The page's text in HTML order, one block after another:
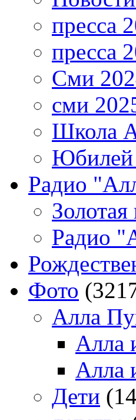
пресса
пресса
Сми
сми
Школа
Юбилей
Радио
Золотая
Радио
Фото
Алла
Алла
Алла
Дети